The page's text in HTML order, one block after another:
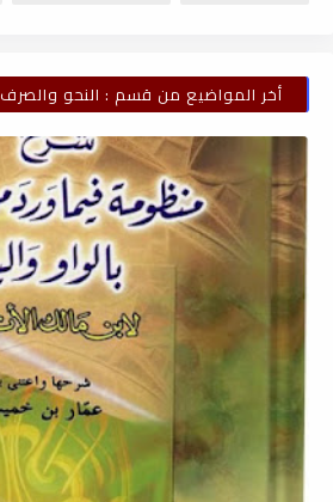
أخر المواضيع من قسم : النحو والصرف